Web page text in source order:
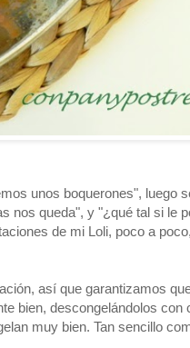
unos boquerones", luego
nos queda", y "¿qué tal si le
de mi Loli, poco a
así que garantizamos
bien, descongelándolos con
muy bien. Tan sencillo